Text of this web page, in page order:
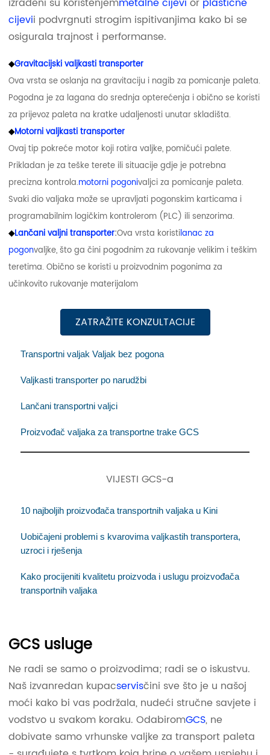
cijevii podvrgnuti strogim ispitivanjima kako bi se
osigurala trajnost i performanse.
◆Gravitacijski valjkasti transporter
Ova vrsta se oslanja na gravitaciju i nagib za pomicanje paleta.
Pogodna je za lagana do srednja opterećenja i obično se koristi
za prijevoz paleta na kratke udaljenosti unutar skladišta.
◆Motorni valjkasti transporter
Ovaj tip pokreće motor koji rotira valjke, pomičući palete.
Prikladan je za teške terete ili situacije gdje je potrebna
precizna kontrola.motorni pogonivaljci za pomicanje paleta.
Svaki dio valjaka može se upravljati pogonskim karticama i
programabilnim logičkim kontrolerom (PLC) ili senzorima.
◆Lančani valjni transporter:Ova vrsta koristilanac za
pogonvaljke, što ga čini pogodnim za rukovanje velikim i teškim
teretima. Obično se koristi u proizvodnim pogonima za
učinkovito rukovanje materijalom
ZATRAŽITE KONZULTACIJE
Transportni valjak Valjak bez pogona
Valjkasti transporter po narudžbi
Lančani transportni valjci
Proizvođač valjaka za transportne trake GCS
VIJESTI GCS-a
10 najboljih proizvođača transportnih valjaka u Kini
Uobičajeni problemi s kvarovima valjkastih transportera,
uzroci i rješenja
Kako procijeniti kvalitetu proizvoda i uslugu proizvođača
transportnih valjaka
GCS usluge
Ne radi se samo o proizvodima; radi se o iskustvu.
Naš izvanredan kupacservisčini sve što je u našoj
moći kako bi vas podržala, nudeći stručne savjete i
vodstvo u svakom koraku. OdabiromGCS, ne
dobivate samo vrhunske valjke za transport paleta